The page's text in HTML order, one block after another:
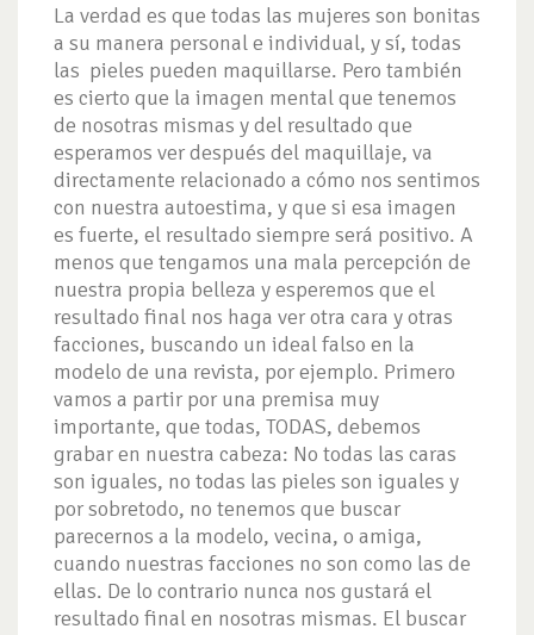
La verdad es que todas las mujeres son bonitas
a su manera personal e individual, y sí, todas
las pieles pueden maquillarse. Pero también
es cierto que la imagen mental que tenemos
de nosotras mismas y del resultado que
esperamos ver después del maquillaje, va
directamente relacionado a cómo nos sentimos
con nuestra autoestima, y que si esa imagen
es fuerte, el resultado siempre será positivo. A
menos que tengamos una mala percepción de
nuestra propia belleza y esperemos que el
resultado final nos haga ver otra cara y otras
facciones, buscando un ideal falso en la
modelo de una revista, por ejemplo. Primero
vamos a partir por una premisa muy
importante, que todas, TODAS, debemos
grabar en nuestra cabeza: No todas las caras
son iguales, no todas las pieles son iguales y
por sobretodo, no tenemos que buscar
parecernos a la modelo, vecina, o amiga,
cuando nuestras facciones no son como las de
ellas. De lo contrario nunca nos gustará el
resultado final en nosotras mismas. El buscar